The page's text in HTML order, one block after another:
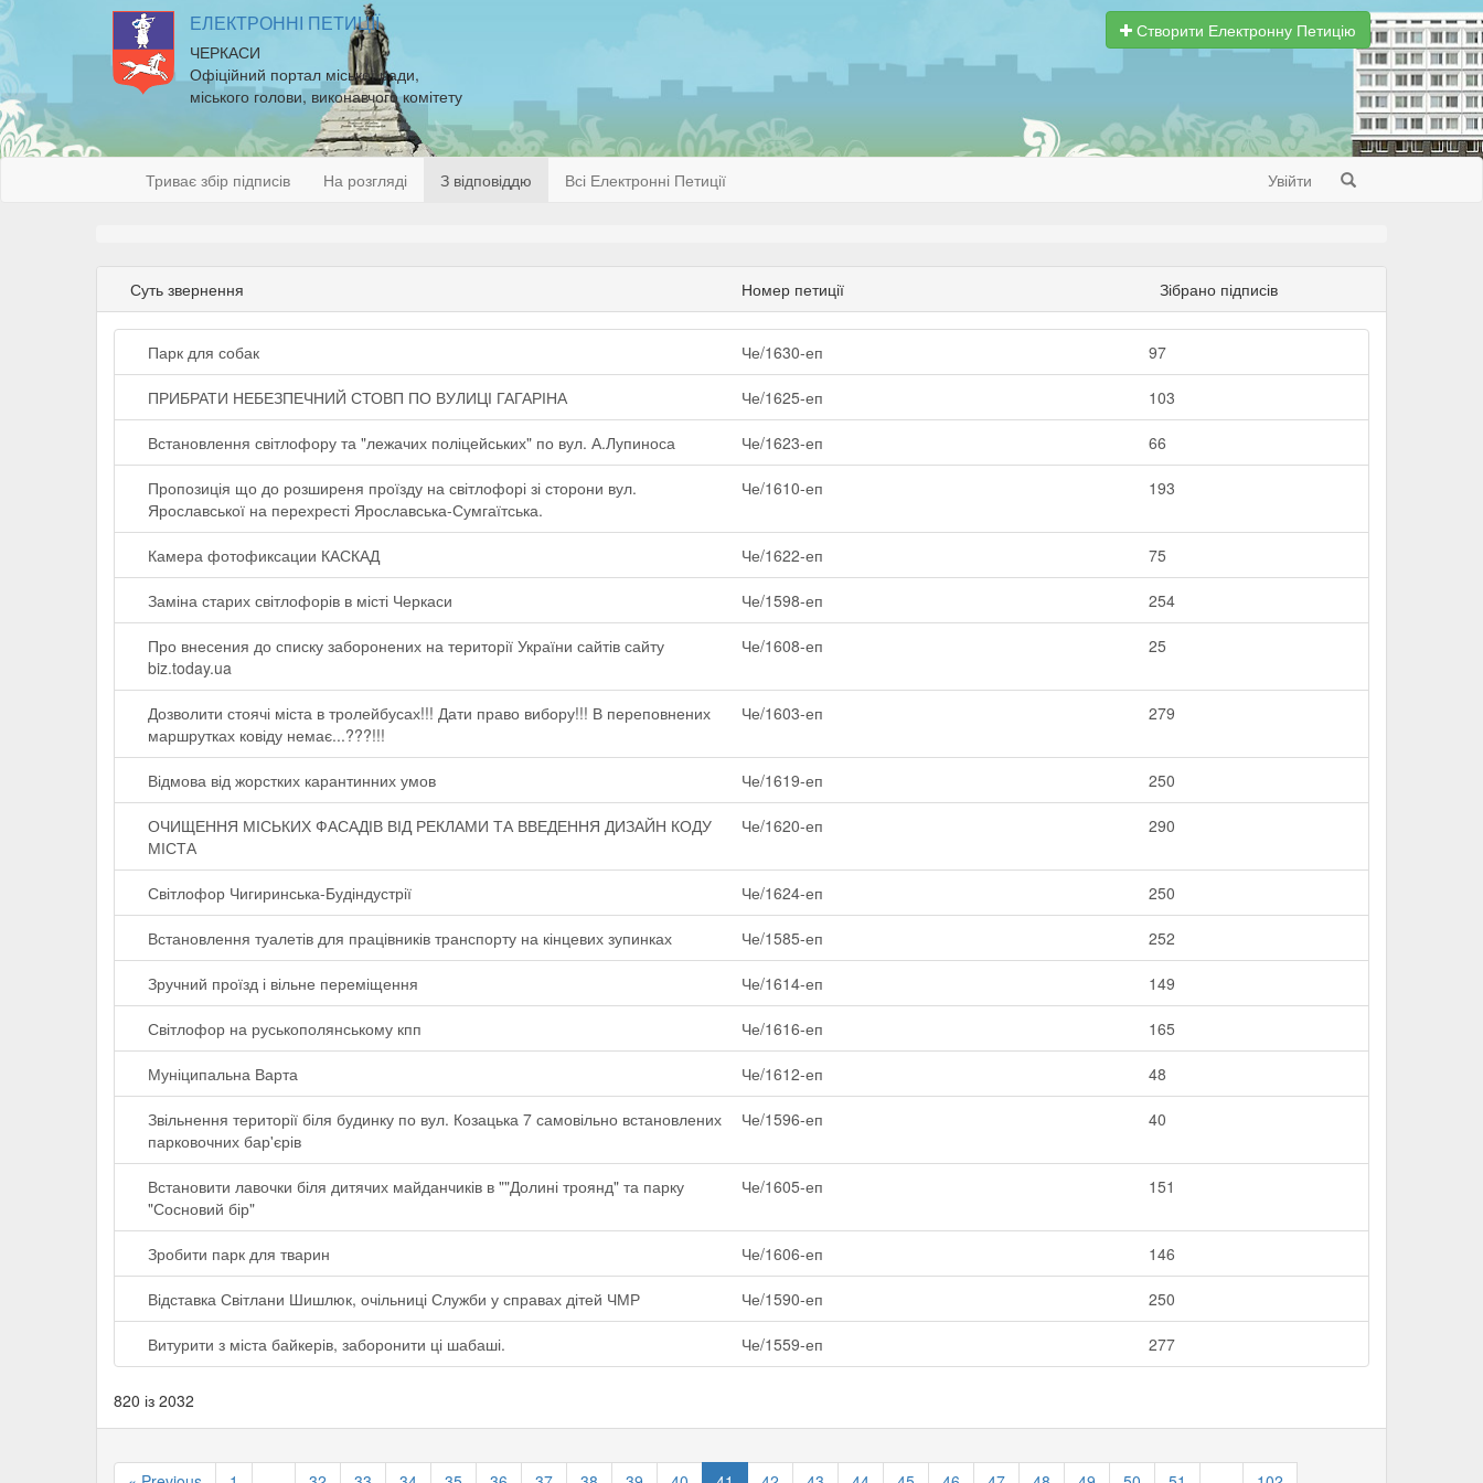
ЕЛЕКТРОННІ ПЕТИЦІЇ
ЧЕРКАСИ
Офіційний портал міської ради,
міського голови, виконавчого комітету
Створити Електронну Петицію
Триває збір підписів На розгляді З відповіддю Всі Електронні Петиції Увійти
Суть звернення Номер петиції Зібрано підписів
Парк для собак Че/1630-еп 97
ПРИБРАТИ НЕБЕЗПЕЧНИЙ СТОВП ПО ВУЛИЦІ ГАГАРІНА Че/1625-еп 103
Встановлення світлофору та "лежачих поліцейських" по вул. А.Лупиноса Че/1623-еп 66
Пропозиція що до розширеня проїзду на світлофорі зі сторони вул.
Ярославської на перехресті Ярославська-Сумгаїтська.
Че/1610-еп 193
Камера фотофиксации КАСКАД Че/1622-еп 75
Заміна старих світлофорів в місті Черкаси Че/1598-еп 254
Про внесения до списку заборонених на території України сайтів сайту
biz.today.ua
Че/1608-еп 25
Дозволити стоячі міста в тролейбусах!!! Дати право вибору!!! В переповнених
маршрутках ковіду немає...???!!!
Че/1603-еп 279
Відмова від жорстких карантинних умов Че/1619-еп 250
ОЧИЩЕННЯ МІСЬКИХ ФАСАДІВ ВІД РЕКЛАМИ ТА ВВЕДЕННЯ ДИЗАЙН КОДУ
МІСТА
Че/1620-еп 290
Світлофор Чигиринська-Будіндустрії Че/1624-еп 250
Встановлення туалетів для працівників транспорту на кінцевих зупинках Че/1585-еп 252
Зручний проїзд і вільне переміщення Че/1614-еп 149
Світлофор на руськополянському кпп Че/1616-еп 165
Муніципальна Варта Че/1612-еп 48
Звільнення території біля будинку по вул. Козацька 7 самовільно встановлених
парковочних бар'єрів
Че/1596-еп 40
Встановити лавочки біля дитячих майданчиків в ""Долині троянд" та парку
"Сосновий бір"
Че/1605-еп 151
Зробити парк для тварин Че/1606-еп 146
Відставка Світлани Шишлюк, очільниці Служби у справах дітей ЧМР Че/1590-еп 250
Витурити з міста байкерів, заборонити ці шабаші. Че/1559-еп 277
820 із 2032